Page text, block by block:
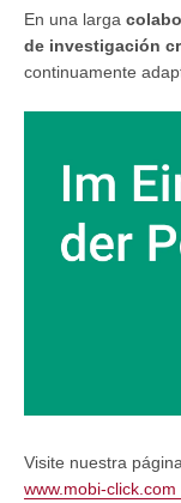
En una larga
de investigación
continuamente
Visite nuestra
www.mobi-click.com